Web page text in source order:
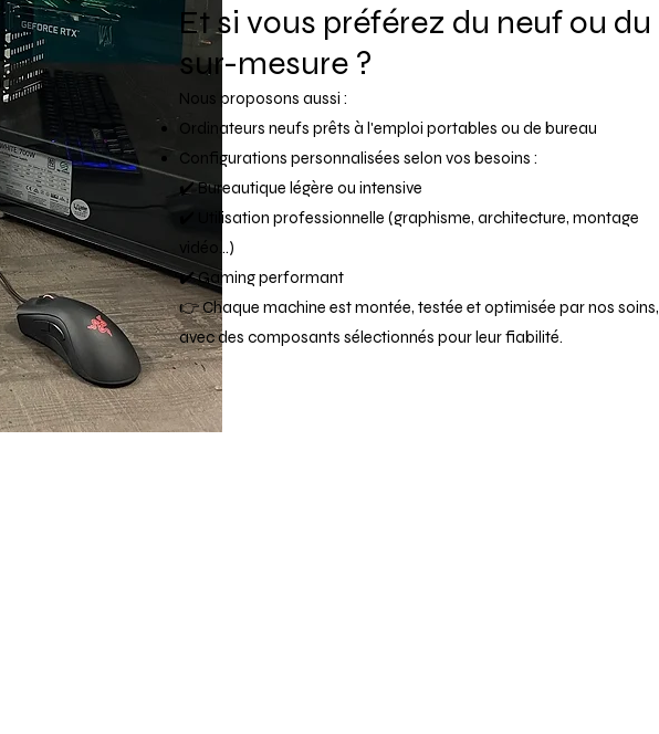
Et si vous préférez du neuf ou du
sur-mesure ?
Nous proposons aussi :
Ordinateurs neufs prêts à l'emploi portables ou de bureau
Configurations personnalisées selon vos besoins :
✔️ Bureautique légère ou intensive
✔️ Utilisation professionnelle (graphisme, architecture, montage
vidéo…)
✔️ Gaming performant
👉 Chaque machine est montée, testée et optimisée par nos soins,
avec des composants sélectionnés pour leur fiabilité.